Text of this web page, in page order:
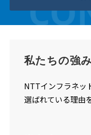
私たちの強み
NTTインフラネッ
選ばれている理由